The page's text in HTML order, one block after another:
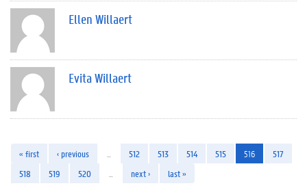
Ellen Willaert
Evita Willaert
« first ‹ previous 512 513 514 515 516
517
518
519 520 next › last »